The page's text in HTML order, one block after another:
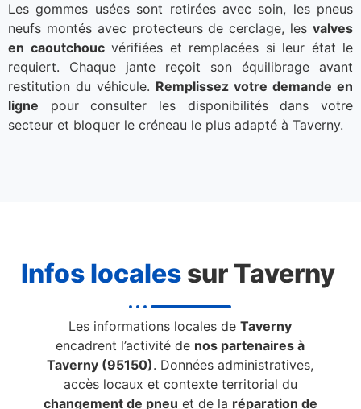
Les gommes usées sont retirées avec soin, les pneus
neufs montés avec protecteurs de cerclage, les valves
en caoutchoucvérifiées et remplacées si leur état le
requiert. Chaque jante reçoit son équilibrage avant
restitution du véhicule. Remplissez votre demande en
ligne pour consulter les disponibilités dans votre
secteur et bloquer le créneau le plus adapté à Taverny.
Infos localessur Taverny
Les informations locales deTaverny
encadrent l’activité de nos partenaires à
Taverny (95150). Données administratives,
accès locaux et contexte territorial du
changement de pneu et de la réparation de